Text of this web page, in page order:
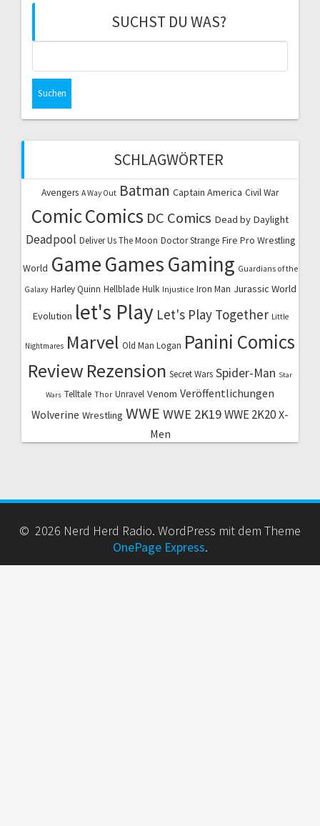
SUCHST DU WAS?
SCHLAGWÖRTER
Avengers A Way Out Batman Captain America Civil War
ComicComics DC Comics Dead by Daylight
Deadpool Deliver Us The Moon Doctor Strange Fire Pro Wrestling
World GameGamesGaming Guardians of the
Galaxy Harley Quinn Hellblade Hulk Injustice Iron Man Jurassic World
Evolution let's Play Let's Play Together Little
Nightmares Marvel Old Man Logan Panini Comics
Review Rezension Secret Wars Spider-Man Star
Wars Telltale Thor Unravel Venom Veröffentlichungen
Wolverine Wrestling WWE WWE 2K19WWE 2K20 X-
Men
© 2026 Nerd Herd Radio. WordPress mit dem Theme
OnePage Express.